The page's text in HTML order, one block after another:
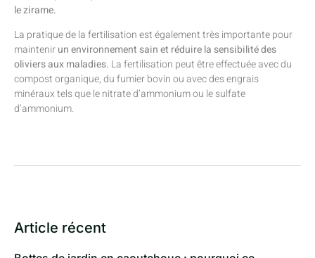
le zirame.
La pratique de la fertilisation est également très importante pour
maintenirun environnement sain et réduire la sensibilité des
oliviers aux maladies. La fertilisation peut être effectuée avec du
compost organique, du fumier bovin ou avec des engrais
minéraux tels que le nitrate d’ammonium ou le sulfate
d’ammonium.
Article récent